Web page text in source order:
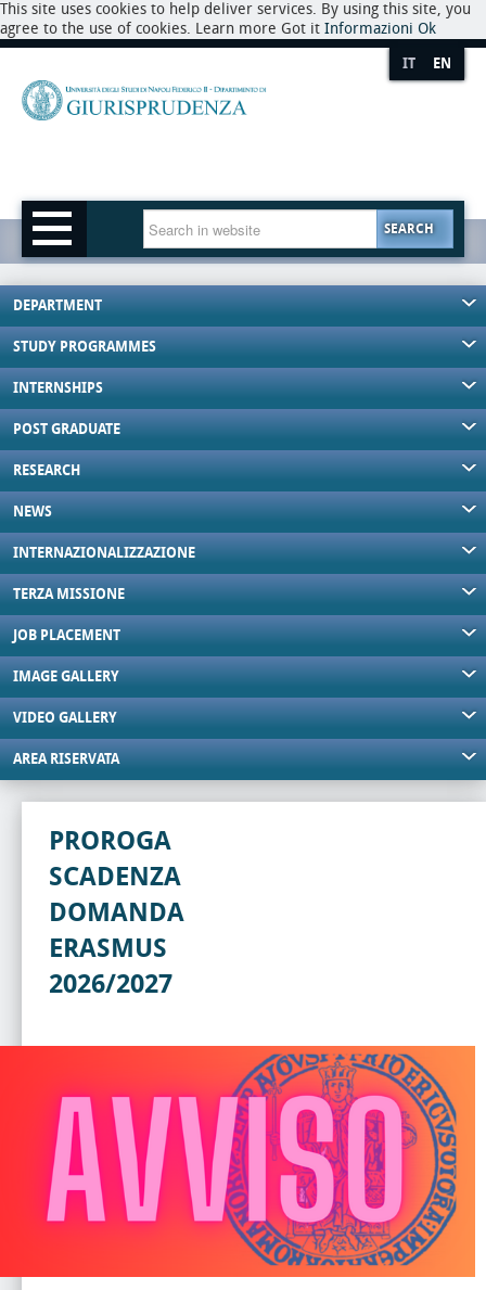
This site uses cookies to help deliver services. By using this site, you
agree to the use of cookies. Learn more Got it Informazioni Ok
IT EN
SEARCH
DEPARTMENT
STUDY PROGRAMMES
INTERNSHIPS
POST GRADUATE
RESEARCH
NEWS
INTERNAZIONALIZZAZIONE
TERZA MISSIONE
JOB PLACEMENT
IMAGE GALLERY
VIDEO GALLERY
AREA RISERVATA
PROROGA
SCADENZA
DOMANDA
ERASMUS
2026/2027